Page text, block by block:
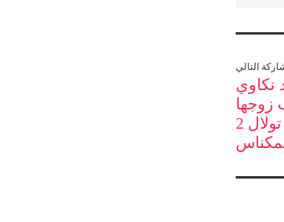
التالي
نكاوي
زوجها
المبعد عنها منذ سنة إلى سجن تولال 2